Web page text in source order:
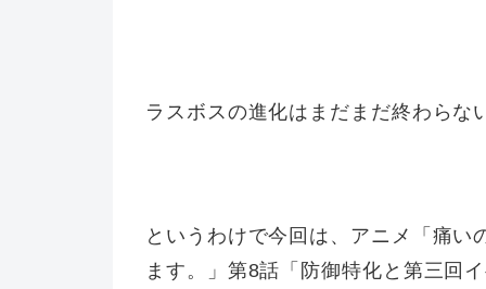
ラスボスの進化はまだまだ終わらな
というわけで今回は、アニメ「痛
ます。」第8話「防御特化と第三回